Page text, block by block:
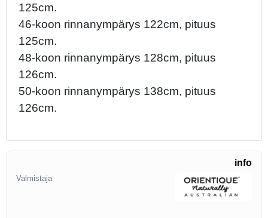
125cm.
46-koon rinnanympärys 122cm, pituus
125cm.
48-koon rinnanympärys 128cm, pituus
126cm.
50-koon rinnanympärys 138cm, pituus
126cm.
info
Valmistaja